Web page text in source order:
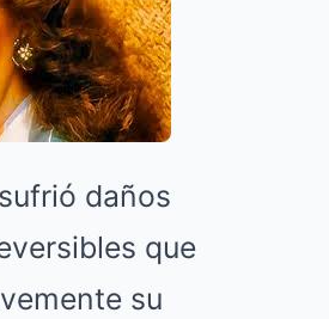
daños
que
su